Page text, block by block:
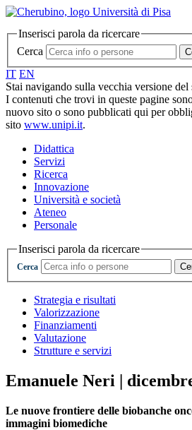
Inserisci parola da ricercare
Cerca
IT EN
Stai navigando sulla vecchia versione
I contenuti che trovi in queste pagine
nuovo sito o sono pubblicati qui per
sito www.unipi.it.
Didattica
Servizi
Ricerca
Innovazione
Università e società
Ateneo
Personale
Inserisci parola da ricercare
Cerca
Strategia e risultati
Valorizzazione
Finanziamenti
Valutazione
Strutture e servizi
Emanuele Neri |
Le nuove frontiere delle biobanche
immagini biomediche